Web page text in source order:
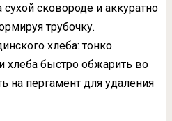
сковороде и аккуратно
трубочку.
хлеба: тонко
хлеба быстро обжарить во
пергамент для удаления